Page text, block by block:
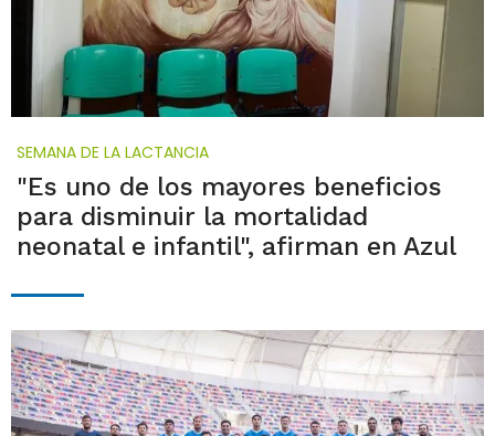
SEMANA DE LA LACTANCIA
"Es uno de los mayores beneficios
para disminuir la mortalidad
neonatal e infantil", afirman en Azul